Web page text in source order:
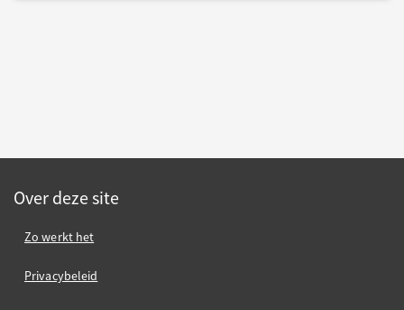
Over deze site
Zo werkt het
Privacybeleid